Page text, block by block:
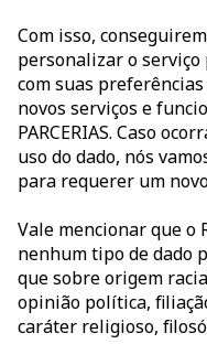
Com isso,
personalizar o serviço
com suas
novos serviços e
PARCERIAS. Caso
uso do dado, nós
para requerer um
Vale mencionar que o
nenhum tipo de dado
que sobre origem
opinião política,
caráter religioso,